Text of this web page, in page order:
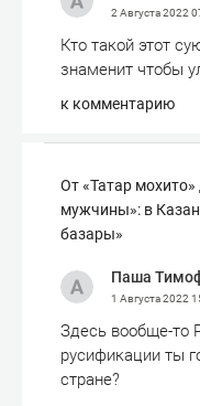
2 Августа 2022
Кто такой этот
знаменит чтобы
к комментарию
От «Татар
мужчины»: в
базары»
Паша
1 Августа 2022
Здесь вообще-то
русификации ты
стране?